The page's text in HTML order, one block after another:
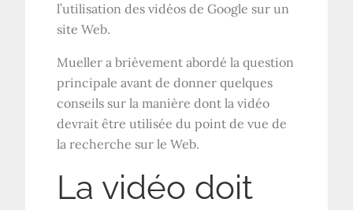
l’utilisation des vidéos de Google sur un
site Web.
Mueller a brièvement abordé la question
principale avant de donner quelques
conseils sur la manière dont la vidéo
devrait être utilisée du point de vue de
la recherche sur le Web.
La vidéo doit